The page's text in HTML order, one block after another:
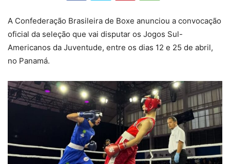
A Confederação Brasileira de Boxe anunciou a convocação
oficial da seleção que vai disputar os Jogos Sul-
Americanos da Juventude, entre os dias 12 e 25 de abril,
no Panamá.